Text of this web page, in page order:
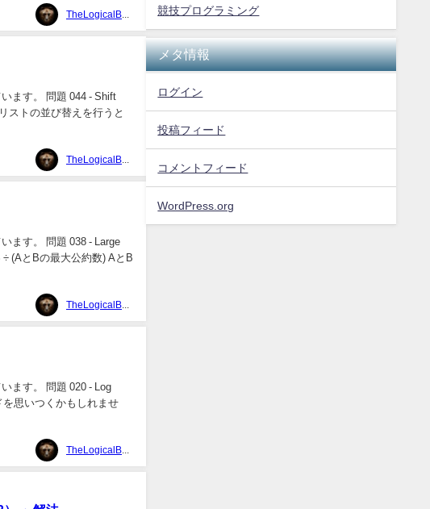
ます。 問題 044 - Shift
ストの並び替えを行うと
ます。 問題 038 - Large
(AとBの最大公約数) AとB
ます。 問題 020 - Log
思いつくかもしれませ
競技プログラミング
メタ情報
ログイン
投稿フィード
コメントフィード
WordPress.org